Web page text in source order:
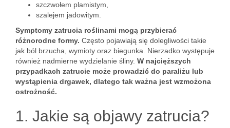
szczwołem plamistym,
szalejem jadowitym.
Symptomy zatrucia roślinami mogą przybierać
różnorodne formy. Często pojawiają się dolegliwości takie
jak ból brzucha, wymioty oraz biegunka. Nierzadko występuje
również nadmierne wydzielanie śliny. W najcięższych
przypadkach zatrucie może prowadzić do paraliżu lub
wystąpienia drgawek, dlatego tak ważna jest wzmożona
ostrożność.
1. Jakie są objawy zatrucia?